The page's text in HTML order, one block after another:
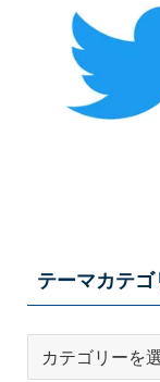
テーマカテゴ